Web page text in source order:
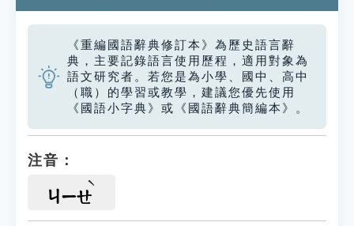
《重編國語辭典修訂本》為歷史語言辭
典，主要記錄語言使用歷程，適用對象為
語文研究者。若您是為小學、國中、高中
（職）的學習或教學，建議您優先使用
《國語小字典》或《國語辭典簡編本》。
注音：
ㄐㄧㄝ